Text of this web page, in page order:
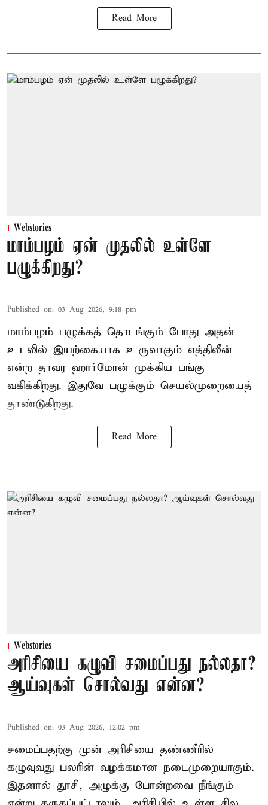
Read More
Webstories
மாம்பழம் ஏன் முதலில் உள்ளே
பழுக்கிறது?
Published on: 03 Aug 2026, 9:18 pm
மாம்பழம் பழுக்கத் தொடங்கும் போது அதன்
உடலில் இயற்கையாக உருவாகும் எத்திலீன்
என்ற தாவர ஹார்மோன் முக்கிய பங்கு
வகிக்கிறது. இதுவே பழுக்கும் செயல்முறையைத்
தூண்டுகிறது.
Read More
Webstories
அரிசியை கழுவி சமைப்பது நல்லதா?
ஆய்வுகள் சொல்வது என்ன?
Published on: 03 Aug 2026, 12:02 pm
சமைப்பதற்கு முன் அரிசியை தண்ணீரில்
கழுவுவது பலரின் வழக்கமான நடைமுறையாகும்.
இதனால் தூசி, அழுக்கு போன்றவை நீங்கும்